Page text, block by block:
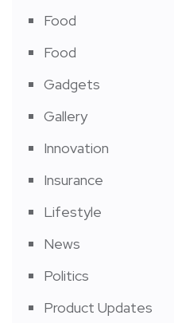
Food
Food
Gadgets
Gallery
Innovation
Insurance
Lifestyle
News
Politics
Product Updates